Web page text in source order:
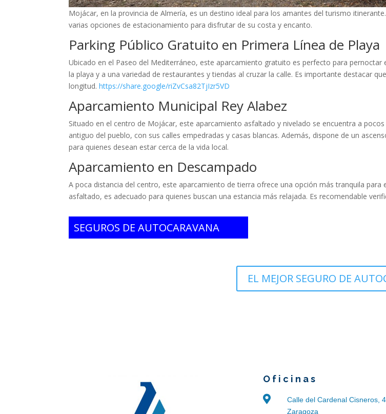
Mojácar, en la provincia de Almería, es un destino ideal para los amantes del turismo
varias opciones de estacionamiento para disfrutar de su costa y encanto.
Parking Público Gratuito en Primera Línea de Playa
Ubicado en el Paseo del Mediterráneo, este aparcamiento gratuito es perfecto para
la playa y a una variedad de restaurantes y tiendas al cruzar la calle. Es importante destacar
longitud.https://share.google/riZvCsa82TjIzr5VD
Aparcamiento Municipal Rey Alabez
Situado en el centro de Mojácar, este aparcamiento asfaltado y nivelado se encuentra a
antiguo del pueblo, con sus calles empedradas y casas blancas. Además, dispone de un
para quienes desean estar cerca de la vida local.
Aparcamiento en Descampado
A poca distancia del centro, este aparcamiento de tierra ofrece una opción más tranquila
asfaltado, es adecuado para quienes buscan una estancia más relajada. Es recomendable
SEGUROS DE AUTOCARAVANA
EL MEJOR SEGURO DE
Oficinas

Calle del Cardenal Cisneros,
Zaragoza